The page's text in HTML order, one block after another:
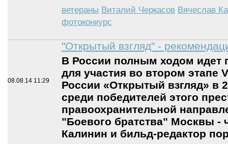
ветераны Виталий Черкасов Вячеслав
фотоконкурс
08.08.14 11:29
"Открытый взгляд" -
В России полным ходом идет
для участия во втором этапе
России «Открытый взгляд» в
среди победителей этого
правоохранительной
"Боевого братства" Москвы -
Калинин и бильд-редактор